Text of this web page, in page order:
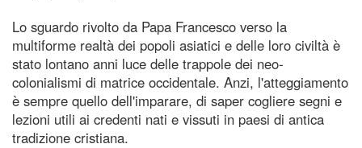
Lo sguardo rivolto da Papa Francesco verso la
multiforme realtà dei popoli asiatici e delle loro civiltà è
stato lontano anni luce delle trappole dei neo-
colonialismi di matrice occidentale. Anzi, l'atteggiamento
è sempre quello dell'imparare, di saper cogliere segni e
lezioni utili ai credenti nati e vissuti in paesi di antica
tradizione cristiana.